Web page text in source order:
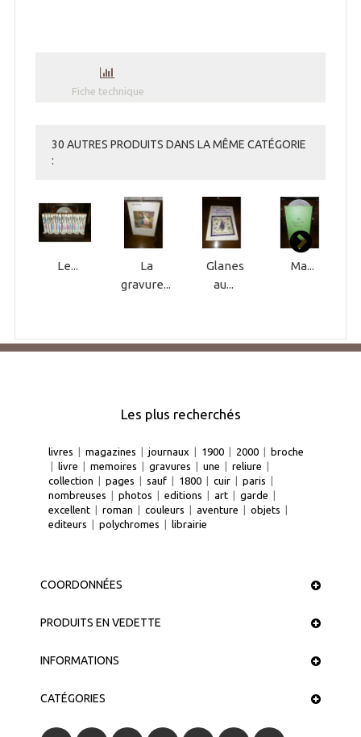
Fiche technique
30 AUTRES PRODUITS DANS LA MÊME CATÉGORIE
:
Le...
La
gravure...
Glanes
au...
Ma...
Les plus recherchés
livres | magazines | journaux | 1900 | 2000 | broche
| livre | memoires | gravures | une | reliure |
collection | pages | sauf | 1800 | cuir | paris |
nombreuses | photos | editions | art | garde |
excellent | roman | couleurs | aventure | objets |
editeurs | polychromes | librairie
COORDONNÉES
PRODUITS EN VEDETTE
INFORMATIONS
CATÉGORIES